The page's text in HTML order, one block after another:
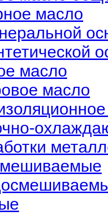
масло
масло
масло